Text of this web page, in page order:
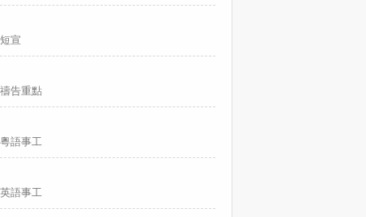
短宣
禱告重點
粵語事工
英語事工